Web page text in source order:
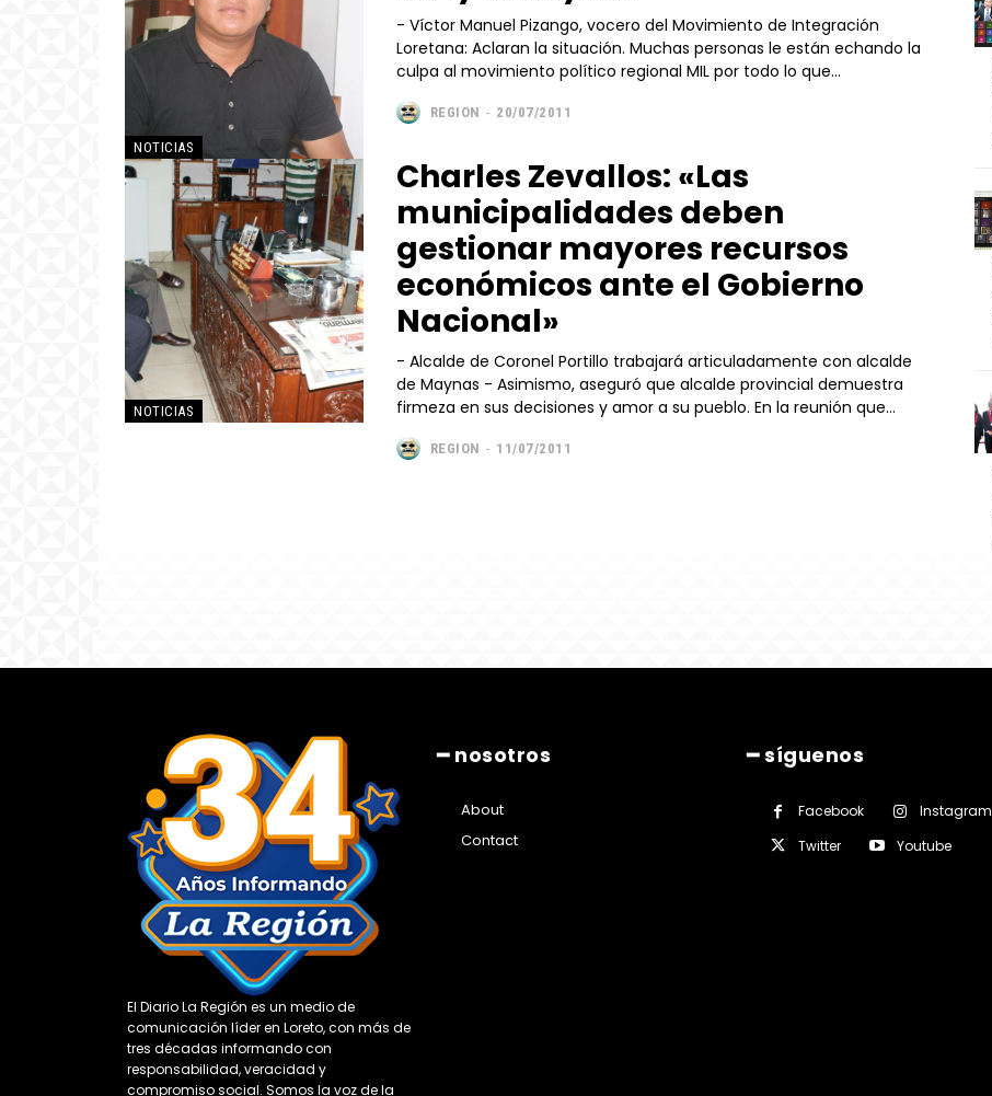
NOTICIAS
- Víctor Manuel Pizango, vocero del Movimiento de Integración
Loretana: Aclaran la situación. Muchas personas le están echando la
culpa al movimiento político regional MIL por todo lo que...
REGION - 20/07/2011
NOTICIAS
Charles Zevallos: «Las
municipalidades deben
gestionar mayores recursos
económicos ante el Gobierno
Nacional»
- Alcalde de Coronel Portillo trabajará articuladamente con alcalde
de Maynas - Asimismo, aseguró que alcalde provincial demuestra
firmeza en sus decisiones y amor a su pueblo. En la reunión que...
REGION - 11/07/2011
El Diario La Región es un medio de
comunicación líder en Loreto, con más de
tres décadas informando con
responsabilidad, veracidad y
compromiso social. Somos la voz de la
━ nosotros
About
Contact
━ síguenos
Facebook
Instagram
Twitter
Youtube